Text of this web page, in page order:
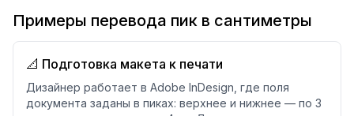
Примеры перевода пик в сантиметры
📐 Подготовка макета к печати
Дизайнер работает в Adobe InDesign, где поля
документа заданы в пиках: верхнее и нижнее — по 3